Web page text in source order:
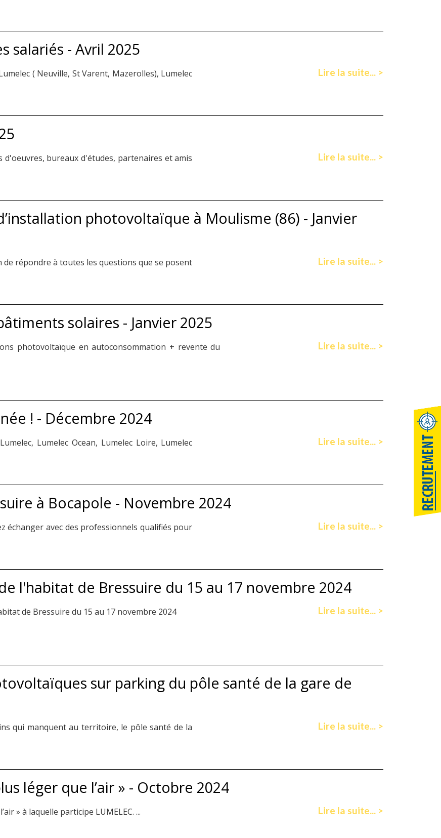
salariés - Avril 2025
( Neuville, St Varent, Mazerolles), Lumelec
Lire la suite... >
d'oeuvres, bureaux d'études, partenaires et amis
Lire la suite... >
photovoltaïque à Moulisme (86) - Janvier
répondre à toutes les questions que se posent
Lire la suite... >
solaires - Janvier 2025
photovoltaïque en autoconsommation + revente du
Lire la suite... >
! - Décembre 2024
Lumelec Ocean, Lumelec Loire, Lumelec
Lire la suite... >
à Bocapole - Novembre 2024
échanger avec des professionnels qualifiés pour
Lire la suite... >
l'habitat de Bressuire du 15 au 17 novembre 2024
de Bressuire du 15 au 17 novembre 2024 Lire la suite... >
sur parking du pôle santé de la gare de
qui manquent au territoire, le pôle santé de la
Lire la suite... >
léger que l’air » - Octobre 2024
» à laquelle participe LUMELEC. ... Lire la suite... >